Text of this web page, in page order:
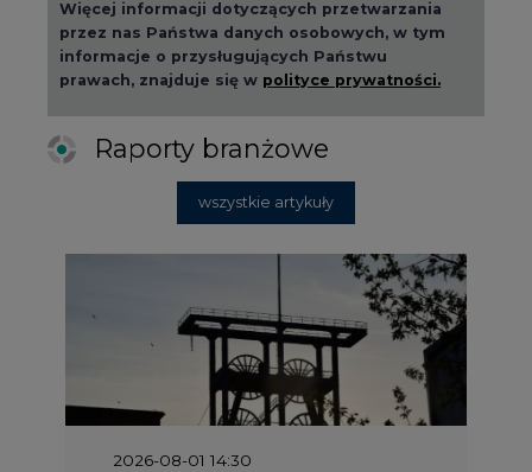
Raporty branżowe
2026-08-01 14:30
Czy na Górnym Śląsku będzie "życie
po węglu"? (raport)